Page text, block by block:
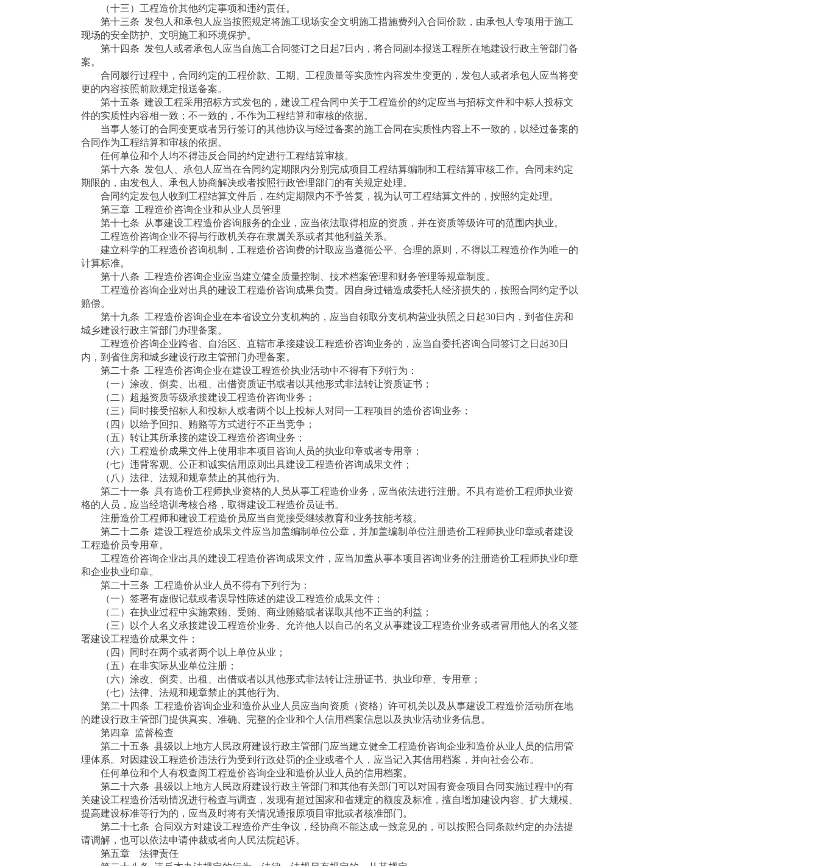
（十三）工程造价其他约定事项和违约责任。
第十三条 发包人和承包人应当按照规定将施工现场安全文明施工措施费列入合同价款，由承包人专项用于施工
现场的安全防护、文明施工和环境保护。
第十四条 发包人或者承包人应当自施工合同签订之日起7日内，将合同副本报送工程所在地建设行政主管部门备
案。
合同履行过程中，合同约定的工程价款、工期、工程质量等实质性内容发生变更的，发包人或者承包人应当将变
更的内容按照前款规定报送备案。
第十五条 建设工程采用招标方式发包的，建设工程合同中关于工程造价的约定应当与招标文件和中标人投标文
件的实质性内容相一致；不一致的，不作为工程结算和审核的依据。
当事人签订的合同变更或者另行签订的其他协议与经过备案的施工合同在实质性内容上不一致的，以经过备案的
合同作为工程结算和审核的依据。
任何单位和个人均不得违反合同的约定进行工程结算审核。
第十六条 发包人、承包人应当在合同约定期限内分别完成项目工程结算编制和工程结算审核工作。合同未约定
期限的，由发包人、承包人协商解决或者按照行政管理部门的有关规定处理。
合同约定发包人收到工程结算文件后，在约定期限内不予答复，视为认可工程结算文件的，按照约定处理。
第三章 工程造价咨询企业和从业人员管理
第十七条 从事建设工程造价咨询服务的企业，应当依法取得相应的资质，并在资质等级许可的范围内执业。
工程造价咨询企业不得与行政机关存在隶属关系或者其他利益关系。
建立科学的工程造价咨询机制，工程造价咨询费的计取应当遵循公平、合理的原则，不得以工程造价作为唯一的
计算标准。
第十八条 工程造价咨询企业应当建立健全质量控制、技术档案管理和财务管理等规章制度。
工程造价咨询企业对出具的建设工程造价咨询成果负责。因自身过错造成委托人经济损失的，按照合同约定予以
赔偿。
第十九条 工程造价咨询企业在本省设立分支机构的，应当自领取分支机构营业执照之日起30日内，到省住房和
城乡建设行政主管部门办理备案。
工程造价咨询企业跨省、自治区、直辖市承接建设工程造价咨询业务的，应当自委托咨询合同签订之日起30日
内，到省住房和城乡建设行政主管部门办理备案。
第二十条 工程造价咨询企业在建设工程造价执业活动中不得有下列行为：
（一）涂改、倒卖、出租、出借资质证书或者以其他形式非法转让资质证书；
（二）超越资质等级承接建设工程造价咨询业务；
（三）同时接受招标人和投标人或者两个以上投标人对同一工程项目的造价咨询业务；
（四）以给予回扣、贿赂等方式进行不正当竞争；
（五）转让其所承接的建设工程造价咨询业务；
（六）工程造价成果文件上使用非本项目咨询人员的执业印章或者专用章；
（七）违背客观、公正和诚实信用原则出具建设工程造价咨询成果文件；
（八）法律、法规和规章禁止的其他行为。
第二十一条 具有造价工程师执业资格的人员从事工程造价业务，应当依法进行注册。不具有造价工程师执业资
格的人员，应当经培训考核合格，取得建设工程造价员证书。
注册造价工程师和建设工程造价员应当自觉接受继续教育和业务技能考核。
第二十二条 建设工程造价成果文件应当加盖编制单位公章，并加盖编制单位注册造价工程师执业印章或者建设
工程造价员专用章。
工程造价咨询企业出具的建设工程造价咨询成果文件，应当加盖从事本项目咨询业务的注册造价工程师执业印章
和企业执业印章。
第二十三条 工程造价从业人员不得有下列行为：
（一）签署有虚假记载或者误导性陈述的建设工程造价成果文件；
（二）在执业过程中实施索贿、受贿、商业贿赂或者谋取其他不正当的利益；
（三）以个人名义承接建设工程造价业务、允许他人以自己的名义从事建设工程造价业务或者冒用他人的名义签
署建设工程造价成果文件；
（四）同时在两个或者两个以上单位从业；
（五）在非实际从业单位注册；
（六）涂改、倒卖、出租、出借或者以其他形式非法转让注册证书、执业印章、专用章；
（七）法律、法规和规章禁止的其他行为。
第二十四条 工程造价咨询企业和造价从业人员应当向资质（资格）许可机关以及从事建设工程造价活动所在地
的建设行政主管部门提供真实、准确、完整的企业和个人信用档案信息以及执业活动业务信息。
第四章 监督检查
第二十五条 县级以上地方人民政府建设行政主管部门应当建立健全工程造价咨询企业和造价从业人员的信用管
理体系。对因建设工程造价违法行为受到行政处罚的企业或者个人，应当记入其信用档案，并向社会公布。
任何单位和个人有权查阅工程造价咨询企业和造价从业人员的信用档案。
第二十六条 县级以上地方人民政府建设行政主管部门和其他有关部门可以对国有资金项目合同实施过程中的有
关建设工程造价活动情况进行检查与调查，发现有超过国家和省规定的额度及标准，擅自增加建设内容、扩大规模、
提高建设标准等行为的，应当及时将有关情况通报原项目审批或者核准部门。
第二十七条 合同双方对建设工程造价产生争议，经协商不能达成一致意见的，可以按照合同条款约定的办法提
请调解，也可以依法申请仲裁或者向人民法院起诉。
第五章 法律责任